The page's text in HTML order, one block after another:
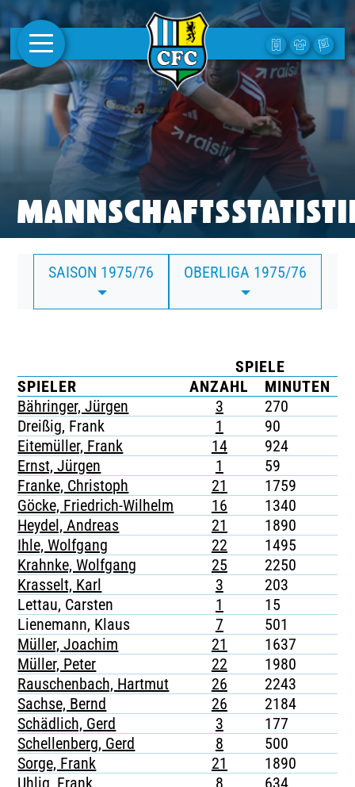
AKTUELLES
1. MANNSCHAFT
FRAUEN
CAMPUS
CLUB
CLUBMITGLIEDSCHAFT
BUSINESS
TICKETING
SAISON 1975/76 OBERLIGA 1975/76
SPIELE
SPIELER
ANZAHL MINUTEN
Bähringer, Jürgen
3 270
Dreißig, Frank
1 90
Eitemüller, Frank
14 924
Ernst, Jürgen
1 59
Franke, Christoph
21 1759
Göcke, Friedrich-Wilhelm
16 1340
Heydel, Andreas
21 1890
Ihle, Wolfgang
22 1495
Krahnke, Wolfgang
25 2250
Krasselt, Karl
3 203
Lettau, Carsten
1 15
Lienemann, Klaus
7 501
Müller, Joachim
21 1637
Müller, Peter
22 1980
Rauschenbach, Hartmut
26 2243
Sachse, Bernd
26 2184
Schädlich, Gerd
3 177
Schellenberg, Gerd
8 500
Sorge, Frank
21 1890
Uhlig, Frank
8 634